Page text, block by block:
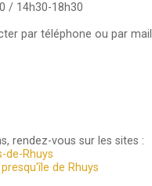
/ 14h30-18h30
par téléphone ou par
rendez-vous sur les sites :
de-Rhuys
de Rhuys